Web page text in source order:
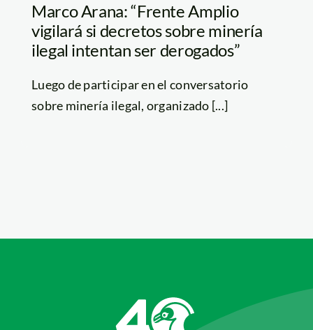
Marco Arana: “Frente Amplio
vigilará si decretos sobre minería
ilegal intentan ser derogados”
Luego de participar en el conversatorio
sobre minería ilegal, organizado [...]